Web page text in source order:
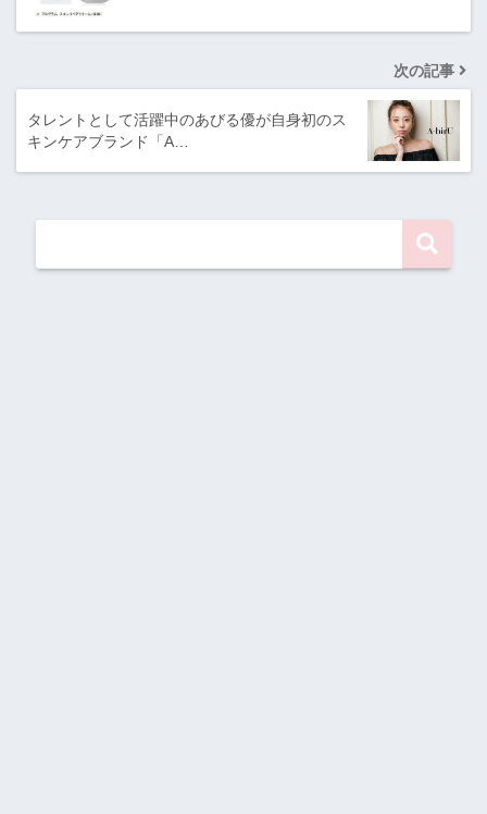
次の記事
タレントとして活躍中のあびる優が自身初のス
キンケアブランド「A…